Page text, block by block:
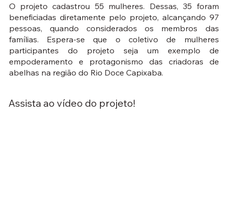
O projeto cadastrou 55 mulheres. Dessas, 35 foram
beneficiadas diretamente pelo projeto, alcançando 97
pessoas, quando considerados os membros das
famílias. Espera-se que o coletivo de mulheres
participantes do projeto seja um exemplo de
empoderamento e protagonismo das criadoras de
abelhas na região do Rio Doce Capixaba.
Assista ao vídeo do projeto!